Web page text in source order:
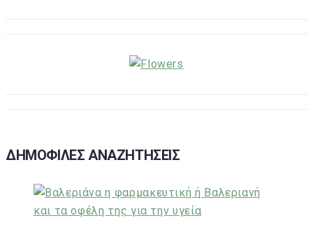
ΔΗΜΟΦΙΛΕΣ ΑΝΑΖΗΤΗΣΕΙΣ